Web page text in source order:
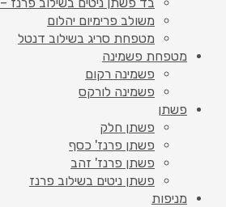
משולב פרימיום יהלום
מטפחת סריג בשילוב דנטל
מטפחת פשמינה
פשמינה רקום
פשמינה לורקס
פשתן
פשתן חלק
פשתן פרנז' כסף
פשתן פרנז' זהב
פשתן ניטים בשילוב פרנז
מניפות